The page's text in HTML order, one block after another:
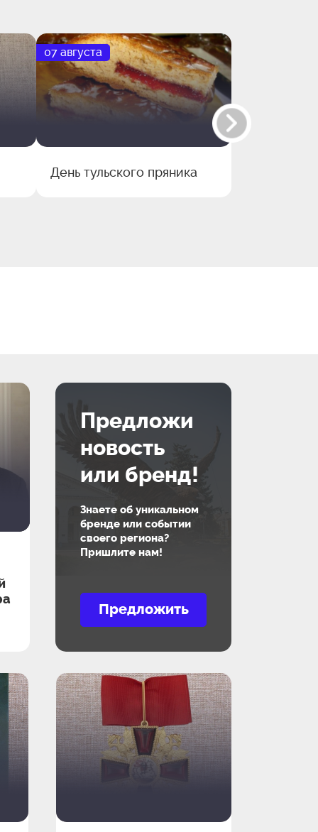
07 августа
День тульского пряника
Предложи
новость
или бренд!
Знаете об уникальном
бренде или событии
своего региона?
Пришлите нам!